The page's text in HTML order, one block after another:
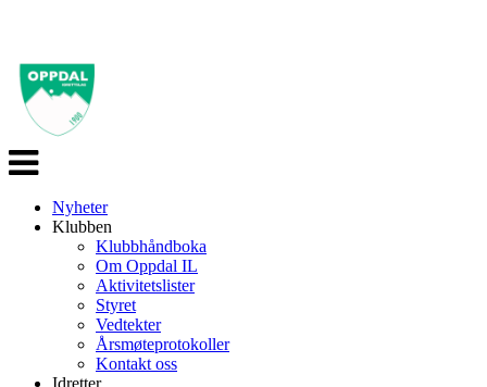
Veksle
navigasjon
Nyheter
Klubben
Klubbhåndboka
Om Oppdal IL
Aktivitetslister
Styret
Vedtekter
Årsmøteprotokoller
Kontakt oss